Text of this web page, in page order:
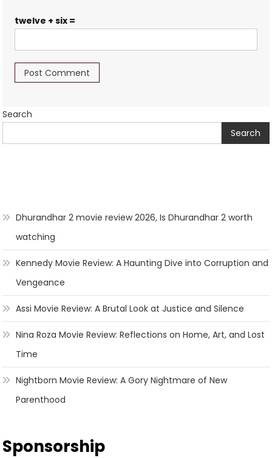
twelve + six =
Search
Search
Dhurandhar 2 movie review 2026, Is Dhurandhar 2 worth
watching
Kennedy Movie Review: A Haunting Dive into Corruption and
Vengeance
Assi Movie Review: A Brutal Look at Justice and Silence
Nina Roza Movie Review: Reflections on Home, Art, and Lost
Time
Nightborn Movie Review: A Gory Nightmare of New
Parenthood
Sponsorship